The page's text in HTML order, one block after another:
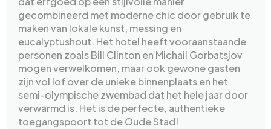
gecombineerd met moderne chic door gebruik te
maken van lokale kunst, messing en
eucalyptushout. Het hotel heeft vooraanstaande
personen zoals Bill Clinton en Michail Gorbatsjov
mogen verwelkomen, maar ook gewone gasten
zijn vol lof over de unieke binnenplaats en het
semi-olympische zwembad dat het hele jaar door
verwarmd is. Het is de perfecte, authentieke
toegangspoort tot de Oude Stad!